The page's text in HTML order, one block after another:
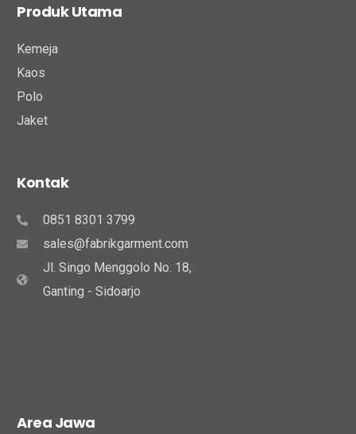
Produk Utama
Kemeja
Kaos
Polo
Jaket
Kontak
0851 8301 3799
sales@fabrikgarment.com
Jl. Singo Menggolo No. 18,
Ganting - Sidoarjo
Area Jawa